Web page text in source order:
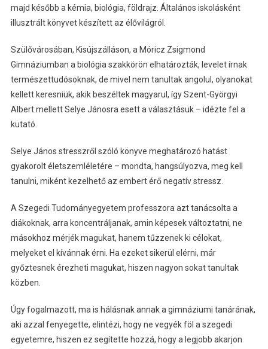
majd később a kémia, biológia, földrajz. Általános iskolásként
illusztrált könyvet készített az élővilágról.
Szülővárosában, Kisújszálláson, a Móricz Zsigmond
Gimnáziumban a biológia szakkörön elhatározták, levelet írnak
természettudósoknak, de mivel nem tanultak angolul, olyanokat
kellett keresniük, akik beszéltek magyarul, így Szent-Györgyi
Albert mellett Selye Jánosra esett a választásuk – idézte fel a
kutató.
Selye János stresszről szóló könyve meghatározó hatást
gyakorolt életszemléletére – mondta, hangsúlyozva, meg kell
tanulni, miként kezelhető az embert érő negatív stressz.
A Szegedi Tudományegyetem professzora azt tanácsolta a
diákoknak, arra koncentráljanak, amin képesek változtatni, ne
másokhoz mérjék magukat, hanem tűzzenek ki célokat,
melyeket el kívánnak érni. Ha ezeket sikerül elérni, már
győztesnek érezheti magukat, hiszen nagyon sokat tanultak
közben.
Úgy fogalmazott, ma is hálásnak annak a gimnáziumi tanárának,
aki azzal fenyegette, elintézi, hogy ne vegyék föl a szegedi
egyetemre, hiszen ez segítette hozzá, hogy a legjobb akarjon